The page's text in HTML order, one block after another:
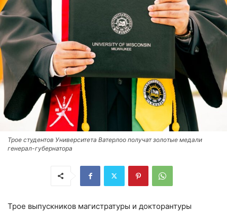
Трое студентов Университета Ватерлоо получат золотые медали
генерал-губернатора
Трое выпускников магистратуры и докторантуры